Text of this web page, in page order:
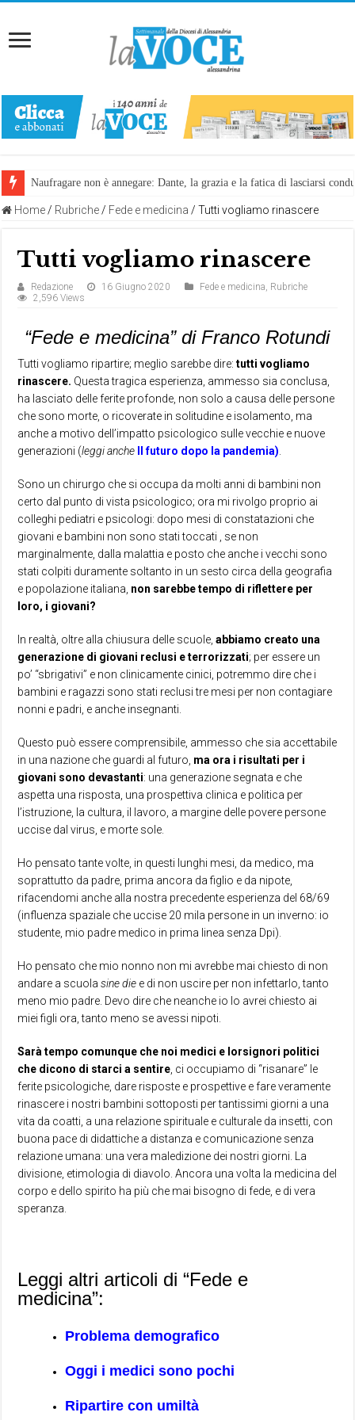
Naufragare non è annegare: Dante, la grazia e la fatica di lasciarsi
Home / Rubriche / Fede e medicina / Tutti vogliamo rinascere
Tutti vogliamo rinascere
Redazione 16 Giugno 2020 Fede e medicina, Rubriche
2,596 Views
“Fede e medicina” di Franco Rotundi
Tutti vogliamo ripartire; meglio sarebbe dire:tutti vogliamo
rinascere. Questa tragica esperienza, ammesso sia conclusa,
ha lasciato delle ferite profonde, non solo a causa delle persone
che sono morte, o ricoverate in solitudine e isolamento, ma
anche a motivo dell’impatto psicologico sulle vecchie e nuove
generazioni (leggi anche Il futuro dopo la pandemia)
Sono un chirurgo che si occupa da molti anni di bambini non
certo dal punto di vista psicologico; ora mi rivolgo proprio ai
colleghi pediatri e psicologi: dopo mesi di constatazioni che
giovani e bambini non sono stati toccati , se non
marginalmente, dalla malattia e posto che anche i vecchi sono
stati colpiti duramente soltanto in un sesto circa della geografia
e popolazione italiana, non sarebbe tempo di riflettere per
loro, i giovani?
In realtà, oltre alla chiusura delle scuole,abbiamo creato una
generazione di giovani reclusi e terrorizzati; per essere un
po’ “sbrigativi” e non clinicamente cinici, potremmo dire che i
bambini e ragazzi sono stati reclusi tre mesi per non contagiare
nonni e padri, e anche insegnanti.
Questo può essere comprensibile, ammesso che sia accettabile
in una nazione che guardi al futuro, ma ora i risultati per i
giovani sono devastanti: una generazione segnata e che
aspetta una risposta, una prospettiva clinica e politica per
l’istruzione, la cultura, il lavoro, a margine delle povere persone
uccise dal virus, e morte sole.
Ho pensato tante volte, in questi lunghi mesi, da medico, ma
soprattutto da padre, prima ancora da figlio e da nipote,
rifacendomi anche alla nostra precedente esperienza del 68/69
(influenza spaziale che uccise 20 mila persone in un inverno: io
studente, mio padre medico in prima linea senza Dpi).
Ho pensato che mio nonno non mi avrebbe mai chiesto di non
andare a scuolasine die e di non uscire per non infettarlo, tanto
meno mio padre. Devo dire che neanche io lo avrei chiesto ai
miei figli ora, tanto meno se avessi nipoti.
Sarà tempo comunque che noi medici e lorsignori politici
che dicono di starci a sentire , ci occupiamo di “risanare” le
ferite psicologiche, dare risposte e prospettive e fare veramente
rinascere i nostri bambini sottoposti per tantissimi giorni a una
vita da coatti, a una relazione spirituale e culturale da insetti, con
buona pace di didattiche a distanza e comunicazione senza
relazione umana: una vera maledizione dei nostri giorni. La
divisione, etimologia di diavolo. Ancora una volta la medicina del
corpo e dello spirito ha più che mai bisogno di fede, e di vera
speranza.
Leggi altri articoli di “Fede e
medicina”:
Problema demografico
Oggi i medici sono pochi
Ripartire con umiltà